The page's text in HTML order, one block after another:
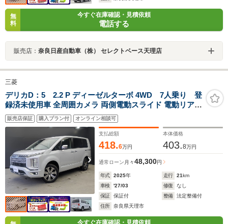
無
料
今すぐ在庫確認・見積依頼
電話する
販売店： 奈良日産自動車（株） セレクトベース天理店
三菱
デリカD：5 2.2 P ディーゼルターボ 4WD 7人乗り 登
録済未使用車 全周囲カメラ 両側電動スライド 電動リアゲ
ート 衝突被害軽減 レーダークルーズコントロール パワー
シート パワーバックドア シート/ステアリングヒーター
販売店保証 購入プラン付 オンライン相談可
支払総額
418.6万円
本体価格
403.8万円
通常ローン 月々48,300円
年式 2025年 走行 21km
車検
'27/03 修復
なし
保証
保証付 整備
法定整備付
住所
奈良県天理市
今すぐ在庫確認・見積依頼